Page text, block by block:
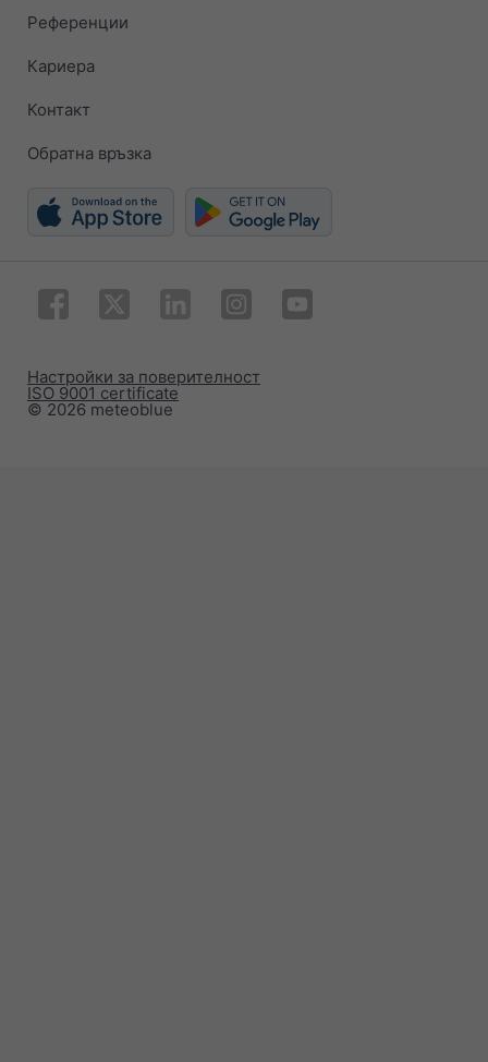
Референции
Кариера
Контакт
Обратна връзка
© 2026 meteoblue
ISO 9001 certificate
Настройки за поверителност